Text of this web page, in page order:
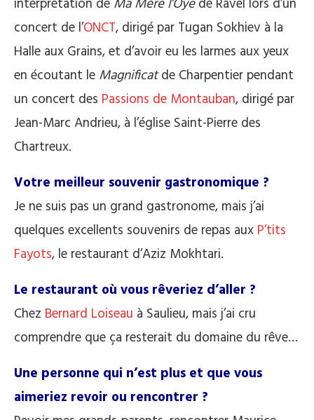
concert de l’ONCT, dirigé par Tugan Sokhiev à la
Halle aux Grains, et d’avoir eu les larmes aux yeux
en écoutant le Magnificatde Charpentier pendant
un concert des Passions de Montauban, dirigé par
Jean-Marc Andrieu, à l’église Saint-Pierre des
Chartreux.
Votre meilleur souvenir gastronomique ?
Je ne suis pas un grand gastronome, mais j’ai
quelques excellents souvenirs de repas aux P’tits
Fayots, le restaurant d’Aziz Mokhtari.
Le restaurant où vous rêveriez d’aller ?
Chez Bernard Loiseau à Saulieu, mais j’ai cru
comprendre que ça resterait du domaine du rêve…
Une personne qui n’est plus et que vous
aimeriez revoir ou rencontrer ?